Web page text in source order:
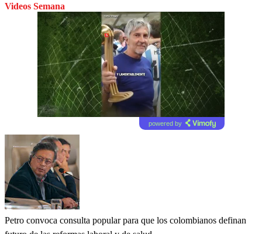
Videos Semana
powered by
Petro convoca consulta popular para que los colombianos definan